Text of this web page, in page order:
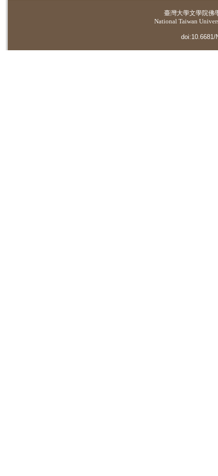
臺灣大學文學院佛
National Taiwan
doi:10.6681/